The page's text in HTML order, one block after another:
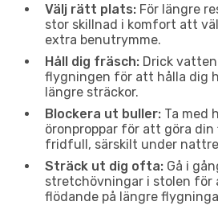
Välj rätt plats: För längre
stor skillnad i komfort att
extra benutrymme.
Håll dig fräsch: Drick
flygningen för att hålla dig
längre sträckor.
Blockera ut buller: Ta med
öronproppar för att göra
fridfull, särskilt under
Sträck ut dig ofta: Gå i
stretchövningar i stolen för
flödande på längre